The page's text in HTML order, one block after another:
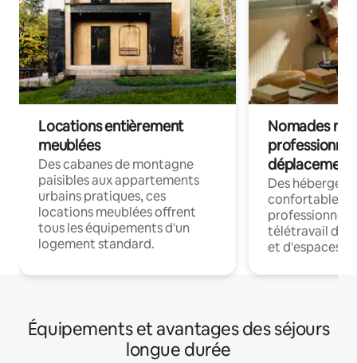
Locations entièrement
meublées
Des cabanes de montagne
paisibles aux appartements
urbains pratiques, ces
locations meublées offrent
tous les équipements d'un
logement standard.
Nomades
déplacement
Des
confortables
professionnels
télétravail
et d'espaces
Équipements et avantages des séjours
longue durée